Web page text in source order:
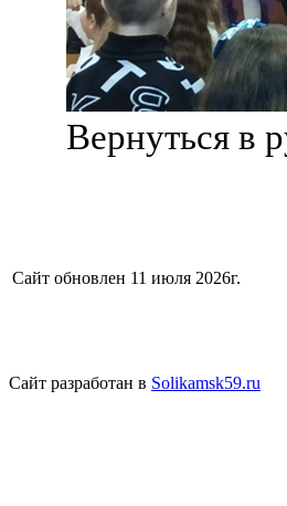
Вернуться в
Сайт обновлен 11 июля 2026г.
Сайт разработан в Solikamsk59.ru